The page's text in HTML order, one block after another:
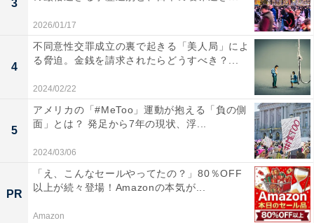
んなことじゃ、将来、嫁の貰い手がなくなるぞ！」と、
罵られる始末。
「頭の中に疑問符が湧き出すのを感じつつも、その時は
仕方なくメニューを閉じ、両親の言うことに従いまし
た。でも、何も悪いことなんてしていないのに『嫁の貰
い手がなくなる』ってどういう意味なんだ!?と。同時
に、理不尽な父親に従うだけで何も自分で決めようとせ
ず、子どもも自分の感覚に従わせようとする母親に対
し、じわじわ怒りがこみ上げてきたのを覚えています」
3
2026/01/17
4
不同意性交罪成立の裏で起きる「美人局」によ
る脅迫。金銭を請求されたらどうすべき？...
2024/02/22
5
アメリカの「#MeToo」運動が抱える「負の側
面」とは？ 発足から7年の現状、浮...
2024/03/06
PR
「え、こんなセールやってたの？」80％OFF
以上が続々登場！Amazonの本気が...
Amazon